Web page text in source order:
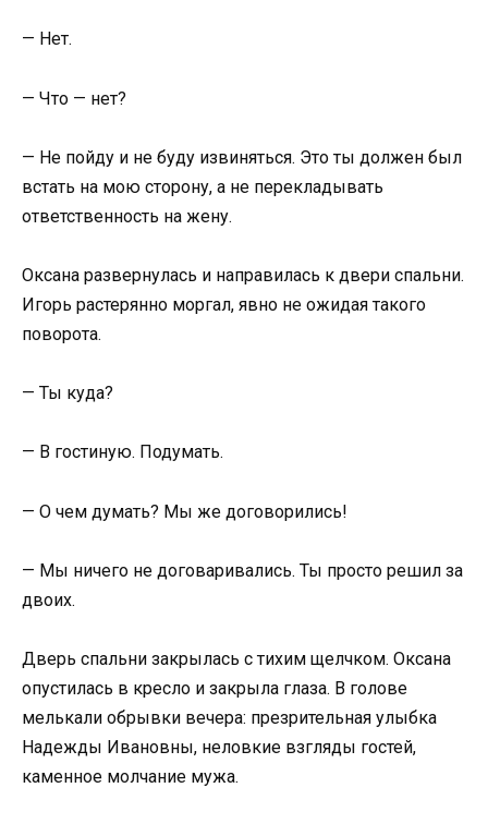
— Нет.
— Что — нет?
— Не пойду и не буду извиняться. Это ты должен был
встать на мою сторону, а не перекладывать
ответственность на жену.
Оксана развернулась и направилась к двери спальни.
Игорь растерянно моргал, явно не ожидая такого
поворота.
— Ты куда?
— В гостиную. Подумать.
— О чем думать? Мы же договорились!
— Мы ничего не договаривались. Ты просто решил за
двоих.
Дверь спальни закрылась с тихим щелчком. Оксана
опустилась в кресло и закрыла глаза. В голове
мелькали обрывки вечера: презрительная улыбка
Надежды Ивановны, неловкие взгляды гостей,
каменное молчание мужа.